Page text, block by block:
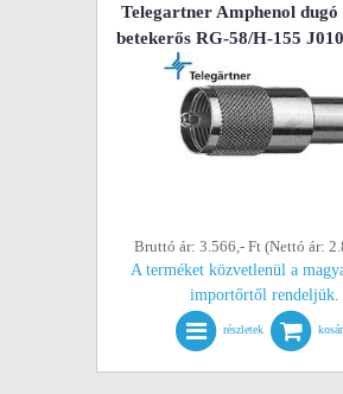
Telegartner Amphenol dugó
betekerős RG-58/H-155
Bruttó ár: 3.566,- Ft (Nettó ár:
A terméket közvetlenül a
importőrtől rendeljük.
részletek